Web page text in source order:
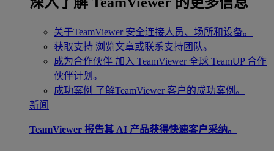
关于TeamViewer 安全连接人员、场所和设备。
获取支持 浏览文章或联系支持团队。
成为合作伙伴 加入 TeamViewer 全球 TeamUP 合作
伙伴计划。
成功案例 了解TeamViewer 客户的成功案例。
新闻
TeamViewer 报告其 AI 产品获得快速客户采纳。